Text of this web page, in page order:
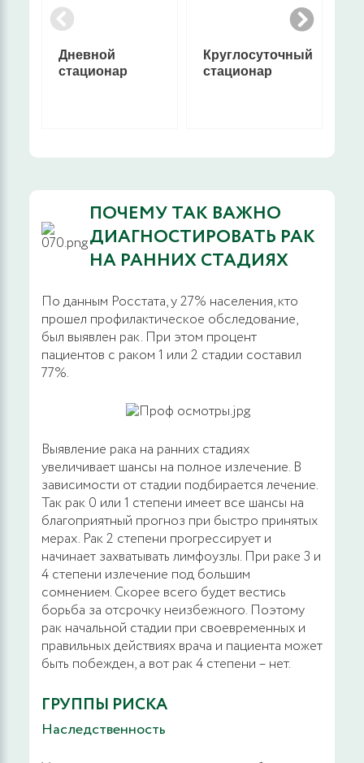
Дневной
стационар
Круглосуточный
стационар
ПОЧЕМУ ТАК ВАЖНО
ДИАГНОСТИРОВАТЬ РАК
НА РАННИХ СТАДИЯХ
По данным Росстата, у 27% населения, кто
прошел профилактическое обследование,
был выявлен рак. При этом процент
пациентов с раком 1 или 2 стадии составил
77%.
Выявление рака на ранних стадиях
увеличивает шансы на полное излечение. В
зависимости от стадии подбирается лечение.
Так рак 0 или 1 степени имеет все шансы на
благоприятный прогноз при быстро принятых
мерах. Рак 2 степени прогрессирует и
начинает захватывать лимфоузлы. При раке 3 и
4 степени излечение под большим
сомнением. Скорее всего будет вестись
борьба за отсрочку неизбежного. Поэтому
рак начальной стадии при своевременных и
правильных действиях врача и пациента может
быть побежден, а вот рак 4 степени – нет.
ГРУППЫ РИСКА
Наследственность